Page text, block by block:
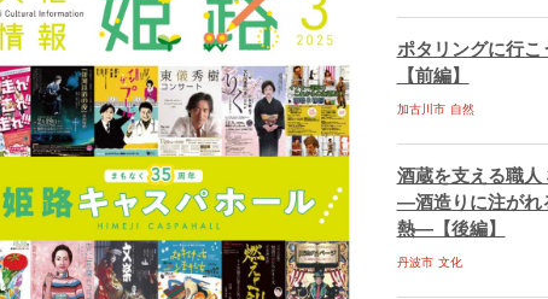
たつの市ebooks姫路市ebooks朝来市ebooks
猪名川町ebooks新温泉町ebooks 神河町ebooks 相生市ebooks稲美町
丹波篠山市ebooks FacebooktwitterInstagram イベント情報イベント
HYOGO ebooksとは運営会社ご利用ガイド よくある質問サイトマップ
掲載の方法掲載規約 個人情報保護方針セキュリティポリシー
ポタリングに行こ
【前編】
加古川市 自然
酒蔵を支える職人
―酒造りに注がれ
熱―【後編】
丹波市 文化